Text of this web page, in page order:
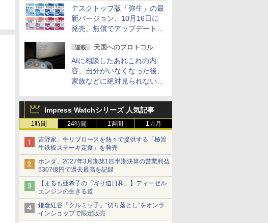
デスクトップ版「弥生」の最
新バージョン、10月16日に
発売。無償でアップデートを
提供する早期購入キャンペー
ンも
連載 天国へのプロトコル
AIに相談したあれこれの内
容、自分がいなくなった後、
家族などに絶対見られないよ
Impress Watchシリーズ 人気記事
1時間 24時間 1週間 1カ月
吉野家、牛リブロースを熱々で提供する「極旨
牛鉄板ステーキ定食」を発売
ホンダ、2027年3月期第1四半期決算の営業利益
5307億円で過去最高を記録
【まるも亜希子の「寄り道日和」】ディーゼル
エンジンの生きる道
鎌倉紅谷「クルミッ子」“切り落とし”をオンラ
インショップで限定販売